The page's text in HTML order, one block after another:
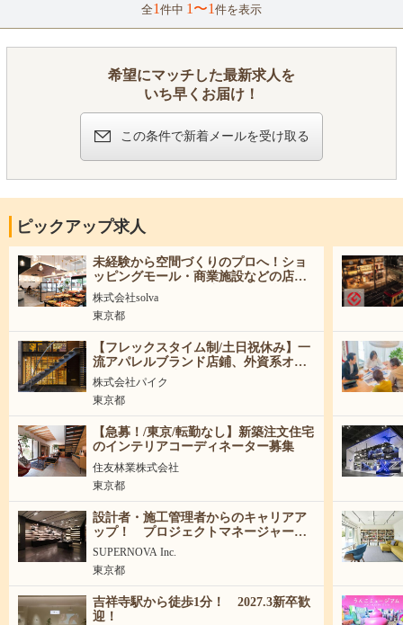
県水戸市） つくば支店（茨城県つくば市） 群馬支店（群馬県高
崎市） 池袋支店（東京都豊島区） 千葉支店（千葉県千葉市、木
野県長野市、長野県松本市） 岐阜支店（岐阜県岐阜市） 静岡支
店（静岡県静岡市） 静岡東支店（静岡県沼津市） 浜松支店（静
知県名古屋市 豊橋支店（愛知県豊橋市） 滋賀支店（滋賀県草津
市） 大阪支店（大阪府大阪市） 大阪北支店（大阪府豊中市） 大
市） 広島支店（広島県広島市） 福山支店（広島県福山市） 山口
支店（山口県山口市） 高松支店（徳島県徳島市） 福岡支店（福
賀市、長崎県諫早市） 熊本支店（熊本県熊本市） 大分支店（大
分県大分市） 鹿児島支店（鹿児島県鹿児島市）
全1 件中 1〜1 件を表示
希望にマッチした最新求人を
いち早くお届け！
この条件で新着メールを受け取る
ピックアップ求人
未経験から空間づくりのプロへ！ショ
ッピングモール・商業施設などの店舗
づくりを企画から引渡しまで担当する
空間ディレクター
株式会社solva
東京都
【フレックスタイム制/土日祝休み】一
流アパレルブランド店鋪、外資系オフ
ィスメインの建築・インテリアデザイ
ナー募集！
株式会社パイク
東京都
【急募！/東京/転勤なし】新築注文住宅
のインテリアコーディネーター募集
住友林業株式会社
東京都
設計者・施工管理者からのキャリアア
ップ！ プロジェクトマネージャー募
集
SUPERNOVA Inc.
東京都
吉祥寺駅から徒歩1分！ 2027.3新卒歓
迎！